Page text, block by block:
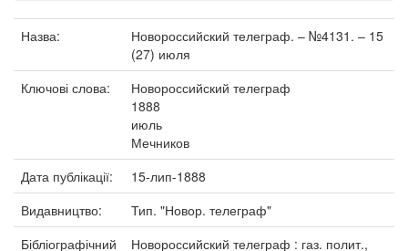
Назва:
Новороссийский телеграф. – №4131. – 15
(27) июля
Ключові слова:
Новороссийский телеграф
1888
июль
Мечников
Дата публікації:
15-лип-1888
Видавництво:
Тип. "Новор. телеграф"
Бібліографічний
Новороссийский телеграф : газ. полит.,